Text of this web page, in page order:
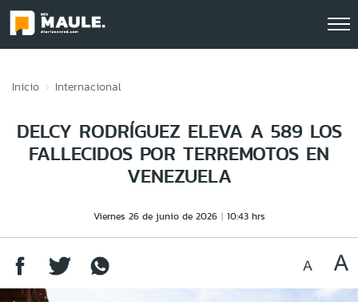
Inicio Internacional
DELCY RODRÍGUEZ ELEVA A 589 LOS
FALLECIDOS POR TERREMOTOS EN
VENEZUELA
Viernes 26 de junio de 2026 10:43 hrs